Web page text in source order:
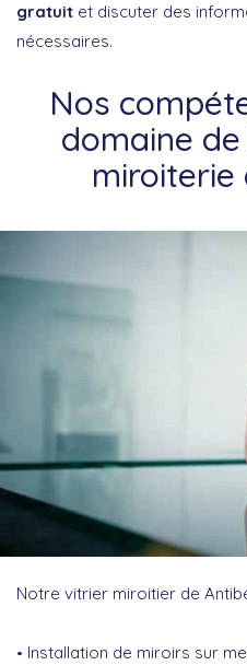
gratuit et discuter des
nécessaires.
Nos
domaine
miroiterie
Notre vitrier miroitier de
Installation de miroirs sur